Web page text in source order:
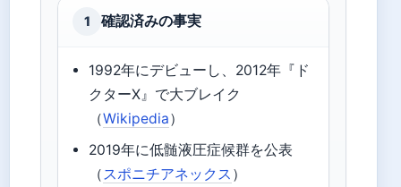
1 確認済みの事実
1992年にデビューし、2012年『ド
クターX』で大ブレイク
（Wikipedia）
2019年に低髄液圧症候群を公表
（スポニチアネックス ）